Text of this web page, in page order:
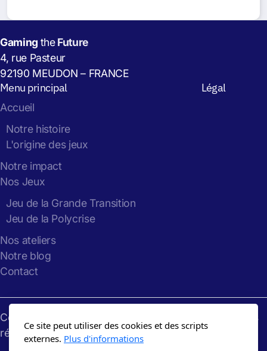
Gaming theFuture
4, rue Pasteur
92190 MEUDON – FRANCE
Menu principal
Accueil
Notre histoire
L'origine des jeux
Notre impact
Nos Jeux
Jeu de la Grande Transition
Jeu de la Polycrise
Nos ateliers
Notre blog
Contact
Légal
Copyright
: 2024-2026, tous droits
réservés
Ce site peut utiliser des cookies et des scripts
externes. Plus d'informations